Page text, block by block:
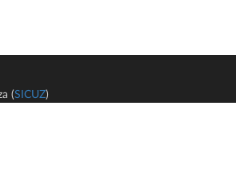
(SICUZ)